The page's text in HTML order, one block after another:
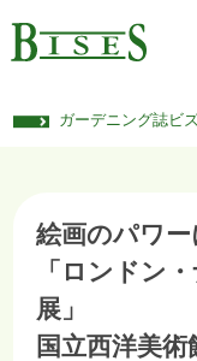
ガーデニング誌ビ
絵画のパワー
「ロンドン
展」
国立西洋美